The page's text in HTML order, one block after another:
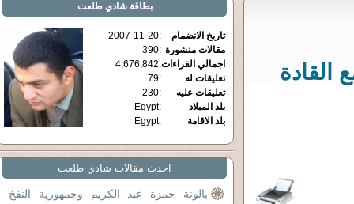
بطاقةشادي طلعت
تاريخ الانضمام :
2007-11-20
مقالات منشورة :
390
اجمالي القراءات:
4,676,842
تعليقات له
:
79
تعليقات عليه
:
230
بلد الميلاد
:
Egypt
بلد الاقامة
:
Egypt
احدث مقالات شادي طلعت
بالونة حمزة عبد الكريم وجمهورية النفخ